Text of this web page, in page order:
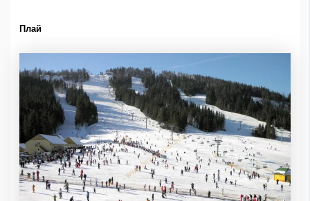
Плай